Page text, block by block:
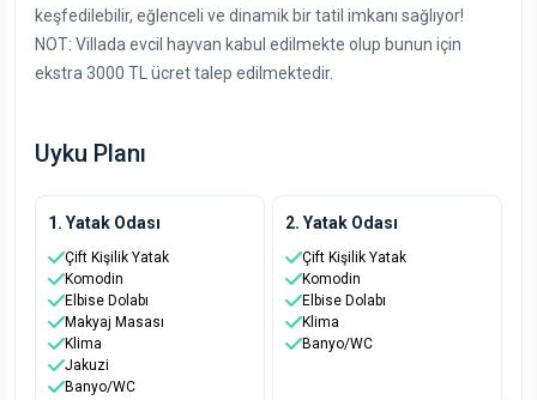
keşfedilebilir, eğlenceli ve dinamik bir tatil imkanı sağlıyor!
NOT: Villada evcil hayvan kabul edilmekte olup bunun için
ekstra 3000 TL ücret talep edilmektedir.
Uyku Planı
1. Yatak Odası
Çift Kişilik Yatak
Komodin
Elbise Dolabı
Makyaj Masası
Klima
Jakuzi
Banyo/WC
2. Yatak Odası
Çift Kişilik Yatak
Komodin
Elbise Dolabı
Klima
Banyo/WC